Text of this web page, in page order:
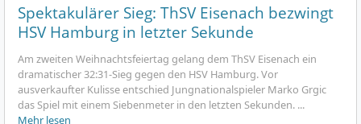
Spektakulärer Sieg: ThSV Eisenach bezwingt
HSV Hamburg in letzter Sekunde
Am zweiten Weihnachtsfeiertag gelang dem ThSV Eisenach ein
dramatischer 32:31-Sieg gegen den HSV Hamburg. Vor
ausverkaufter Kulisse entschied Jungnationalspieler Marko Grgic
das Spiel mit einem Siebenmeter in den letzten Sekunden. ...
Mehr lesen